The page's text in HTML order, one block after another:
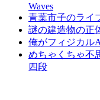
Waves
青葉市子のライ
謎の建造物の正
俺がフィジカル
めちゃくちゃ不
四段